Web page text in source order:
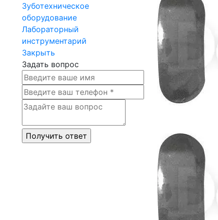
Зуботехническое
оборудование
Лабораторный
инструментарий
Закрыть
Задать вопрос